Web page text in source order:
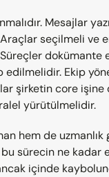
Mesajlar
seçilmeli ve
dokümante
edilmelidir. Ekip
şirketin core işine
yürütülmelidir.
hem de uzmanlık
sürecin ne kadar
içinde